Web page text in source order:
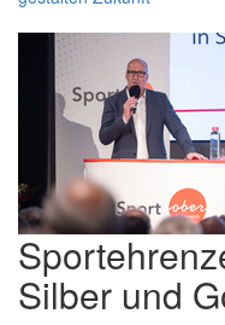
Silber und